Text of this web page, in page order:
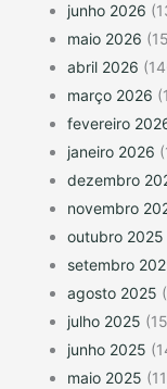
junho 2026
maio 2026
abril 2026
março 2026
fevereiro
janeiro 2026
dezembro
novembro
outubro 2025
setembro
agosto 2025
julho 2025
junho 2025
maio 2025